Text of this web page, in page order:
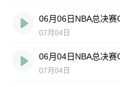
06月06日NBA总决
07月04日
06月04日NBA总决
07月04日